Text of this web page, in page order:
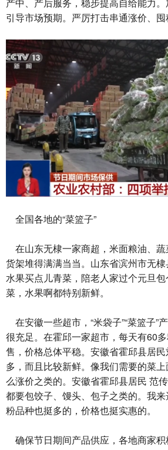
产中、产后服务，稳步提高自给能力
引导市场预期。严厉打击串通涨价、囤
全国各地的“菜篮子”
在山东无棣一家商超，米面粮油、
货架堆得满满当当。山东省滨州市无
水果买点儿青菜，陪老人家过个元旦
菜，水果啊都特别新鲜。
在安徽一些超市，“米袋子”“菜篮子”
很充足。在霍邱一家超市，每天有60
售，价格总体平稳。安徽省霍邱县居
多，而且比较新鲜。像我们需要的菜
么涨价之类的。安徽省霍邱县居民 范
都要包饺子、馒头、包子之类的。我
粉品种也挺多的，价格也挺实惠的。
确保节日期间产品供应，各地商家